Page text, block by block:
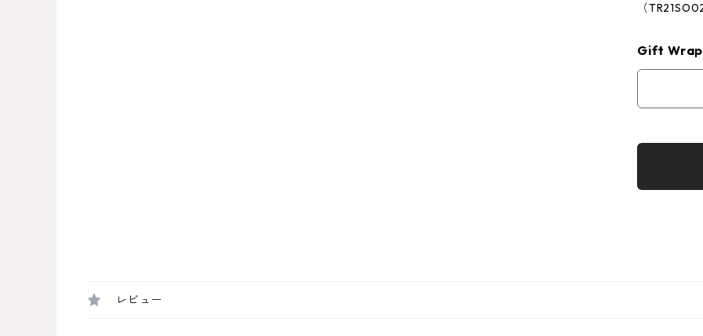
（
Gift
レビュー